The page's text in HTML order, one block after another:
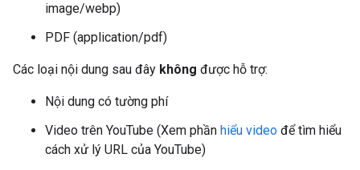
image/webp)
PDF (application/pdf)
Các loại nội dung sau đây không được hỗ trợ:
Nội dung có tường phí
Video trên YouTube (Xem phần hiểu video để tìm hiểu
cách xử lý URL của YouTube)